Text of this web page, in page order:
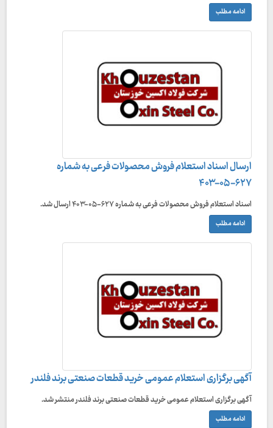
ادامه مطلب
ارسال اسناد استعلام فروش محصولات فرعی به شماره
۶۲۷-۰۵-۴۰۳
اسناد استعلام فروش محصولات فرعی به شماره ۶۲۷-۰۵-۴۰۳ ارسال شد.
ادامه مطلب
آگهی برگزاری استعلام عمومی خرید قطعات صنعتی برند فلندر
آگهی برگزاری استعلام عمومی خرید قطعات صنعتی برند فلندر منتشر شد.
ادامه مطلب